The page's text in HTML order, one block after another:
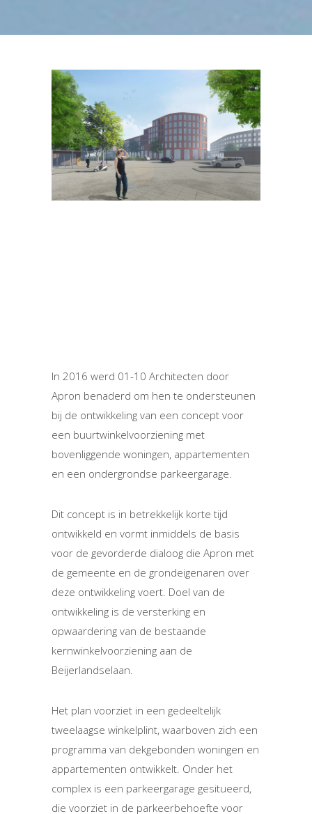
In 2016 werd 01-10 Architecten door
Apron benaderd om hen te ondersteunen
bij de ontwikkeling van een concept voor
een buurtwinkelvoorziening met
bovenliggende woningen, appartementen
en een ondergrondse parkeergarage.
Dit concept is in betrekkelijk korte tijd
ontwikkeld en vormt inmiddels de basis
voor de gevorderde dialoog die Apron met
de gemeente en de grondeigenaren over
deze ontwikkeling voert. Doel van de
ontwikkeling is de versterking en
opwaardering van de bestaande
kernwinkelvoorziening aan de
Beijerlandselaan.
Het plan voorziet in een gedeeltelijk
tweelaagse winkelplint, waarboven zich een
programma van dekgebonden woningen en
appartementen ontwikkelt. Onder het
complex is een parkeergarage gesitueerd,
die voorziet in de parkeerbehoefte voor